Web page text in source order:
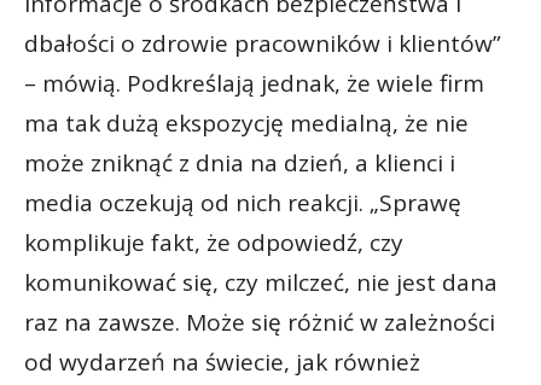
dbałości o zdrowie pracowników i klientów”
– mówią. Podkreślają jednak, że wiele firm
ma tak dużą ekspozycję medialną, że nie
może zniknąć z dnia na dzień, a klienci i
media oczekują od nich reakcji. „Sprawę
komplikuje fakt, że odpowiedź, czy
komunikować się, czy milczeć, nie jest dana
raz na zawsze. Może się różnić w zależności
od wydarzeń na świecie, jak również